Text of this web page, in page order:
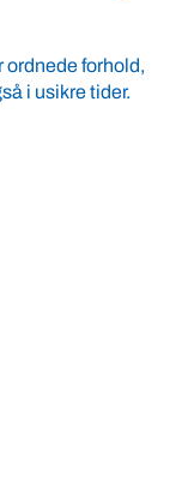
forhold,
i usikre tider.